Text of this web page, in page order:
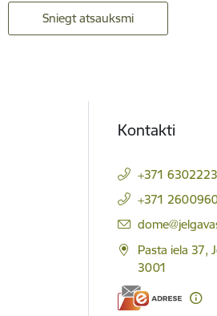
Sniegt atsauksmi
Kontakti
+371
+371
E-pasts:
Pasta iela 37,
3001